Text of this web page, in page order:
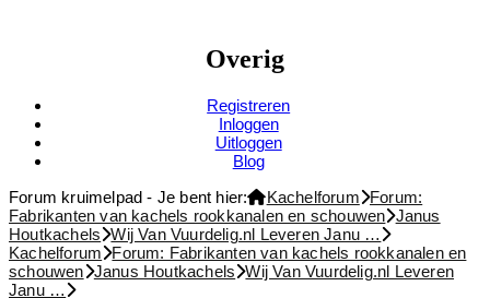
Overig
Registreren
Inloggen
Uitloggen
Blog
Forum kruimelpad - Je bent hier:
Kachelforum Forum:
Fabrikanten van kachels rookkanalen en schouwen Janus
Houtkachels
Wij Van Vuurdelig.nl Leveren Janu …
Kachelforum
Forum: Fabrikanten van kachels rookkanalen en
schouwen Janus Houtkachels
Wij Van Vuurdelig.nl Leveren
Janu …